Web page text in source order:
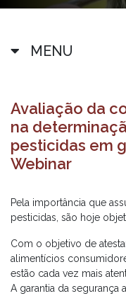
MENU
Avaliação da
na
pesticidas em
Webinar
Pela importância que
pesticidas, são hoje
Com o objetivo de
alimentícios
estão cada vez mais
A garantia da segurança